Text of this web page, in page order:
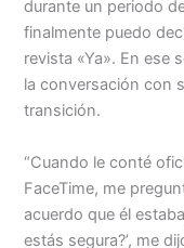
durante un periodo
finalmente puedo
revista «Ya». En ese
la conversación con
transición.
“Cuando le conté
FaceTime, me
acuerdo que él
estás segura?’, me